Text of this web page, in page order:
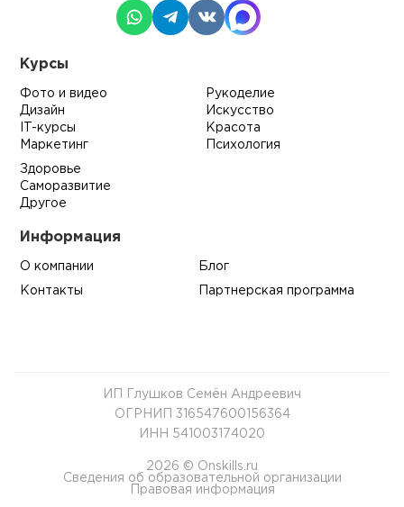
Курсы
Фото и видео
Дизайн
IT-курсы
Маркетинг
Рукоделие
Искусство
Красота
Психология
Здоровье
Саморазвитие
Другое
Информация
О компании Блог
Контакты Партнерская программа
ИП Глушков Семён Андреевич
ОГРНИП 316547600156364
ИНН 541003174020
2026 © Onskills.ru
Сведения об образовательной организации
Правовая информация